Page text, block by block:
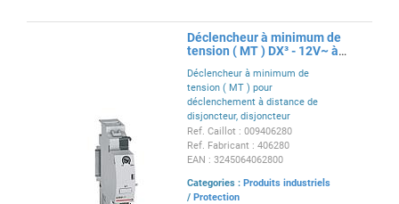
Déclencheur à minimum de
tension ( MT ) DX³ - 12V~ à
Déclencheur à minimum de
tension ( MT ) pour
déclenchement à distance de
disjoncteur, disjoncteur
différentiel, inter différentiel
Type A, Type AC et Type F,
interrupteurs sectionneur DX³ -
module
Ref. Caillot : 009406280
Ref. Fabricant : 406280
EAN : 3245064062800
Categories : Produits industriels
/ Protection